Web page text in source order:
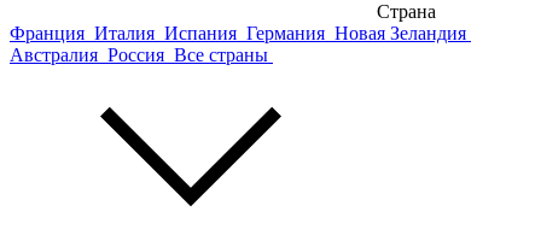
Страна
Франция Италия Испания Германия Новая Зеландия
Австралия Россия Все страны